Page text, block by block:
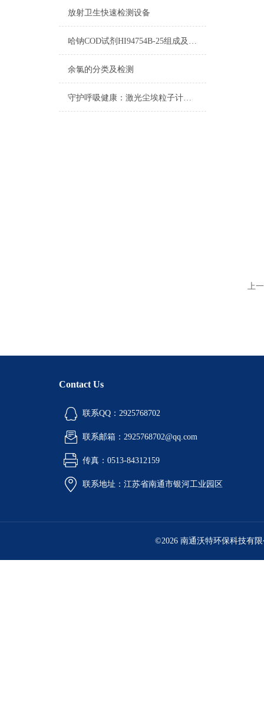
放射卫生快速检测设备
哈钠COD试剂HI94754B-25组成及测量范围
余氯的分类及检测
守护呼吸健康：激光尘埃粒子计数器在洁净环境中的应用
上
Contact Us
联系QQ：2925768702
联系邮箱：2925768702@qq.com
传真：0513-84312159
联系地址：江苏省南通市银河工业园区
©2026 南通沃特环保科技有